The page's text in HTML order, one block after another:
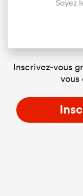
Soyez
Inscrivez-vous
vous